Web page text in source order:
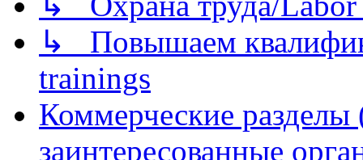
↳ Повышаем
trainings
Коммерческие
заинтересованные